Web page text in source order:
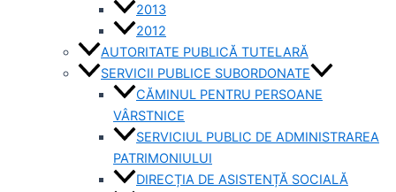
2013
2012
AUTORITATE PUBLICĂ TUTELARĂ
SERVICII PUBLICE SUBORDONATE
CĂMINUL PENTRU PERSOANE
VÂRSTNICE
SERVICIUL PUBLIC DE ADMINISTRAREA
PATRIMONIULUI
DIRECȚIA DE ASISTENȚĂ SOCIALĂ